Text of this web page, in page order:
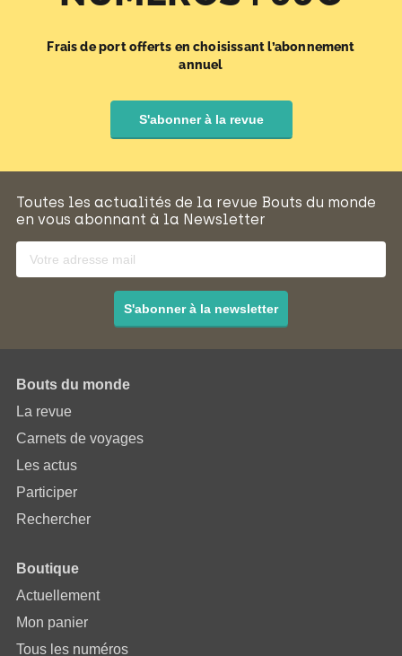
Frais de port offerts en choisissant l’abonnement
annuel
S'abonner à la revue
Toutes les actualités de la revue Bouts du monde
en vous abonnant à la Newsletter
S'abonner à la newsletter
Bouts du monde
La revue
Carnets de voyages
Les actus
Participer
Rechercher
Boutique
Actuellement
Mon panier
Tous les numéros